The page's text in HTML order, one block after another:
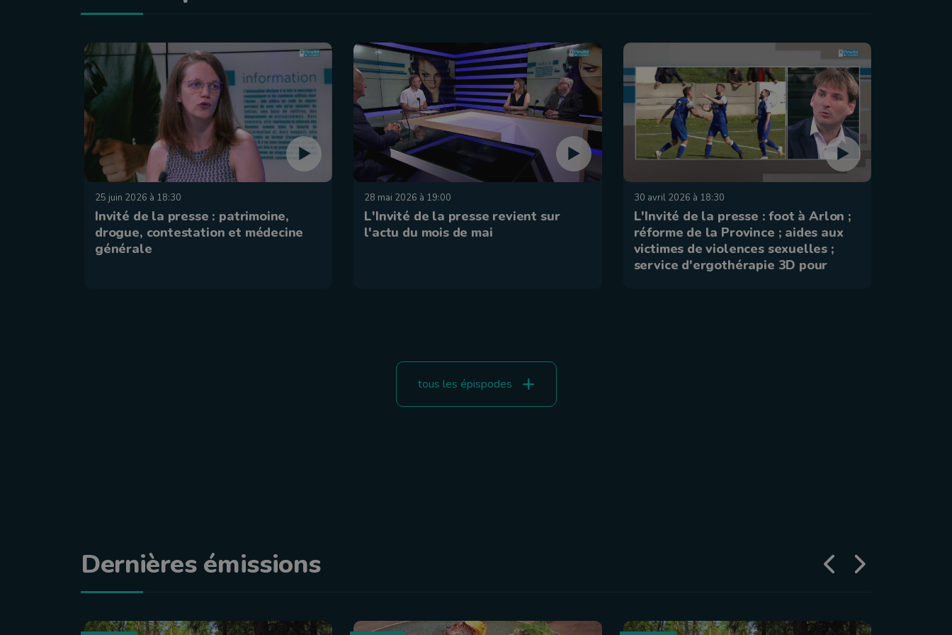
25 juin 2026 à 18:30
Invité de la presse : patrimoine,
drogue, contestation et médecine
générale
28 mai 2026 à 19:00
L'Invité de la presse revient sur
l'actu du mois de mai
30 avril 2026 à 18:30
L'Invité de la presse : foot à Arlon ;
réforme de la Province ; aides aux
victimes de violences sexuelles ;
service d'ergothérapie 3D pour
tous les épispodes
Dernières émissions